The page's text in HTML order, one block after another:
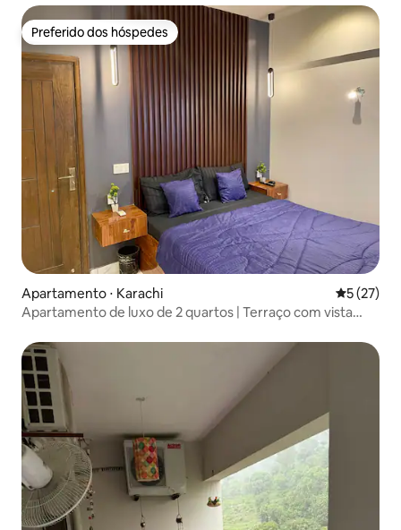
Preferido dos hóspedes
Preferido dos hóspedes
Apartamento ⋅ Karachi 5 de uma
5 (27)
Apartamento de luxo de 2 quartos | Terraço com vista